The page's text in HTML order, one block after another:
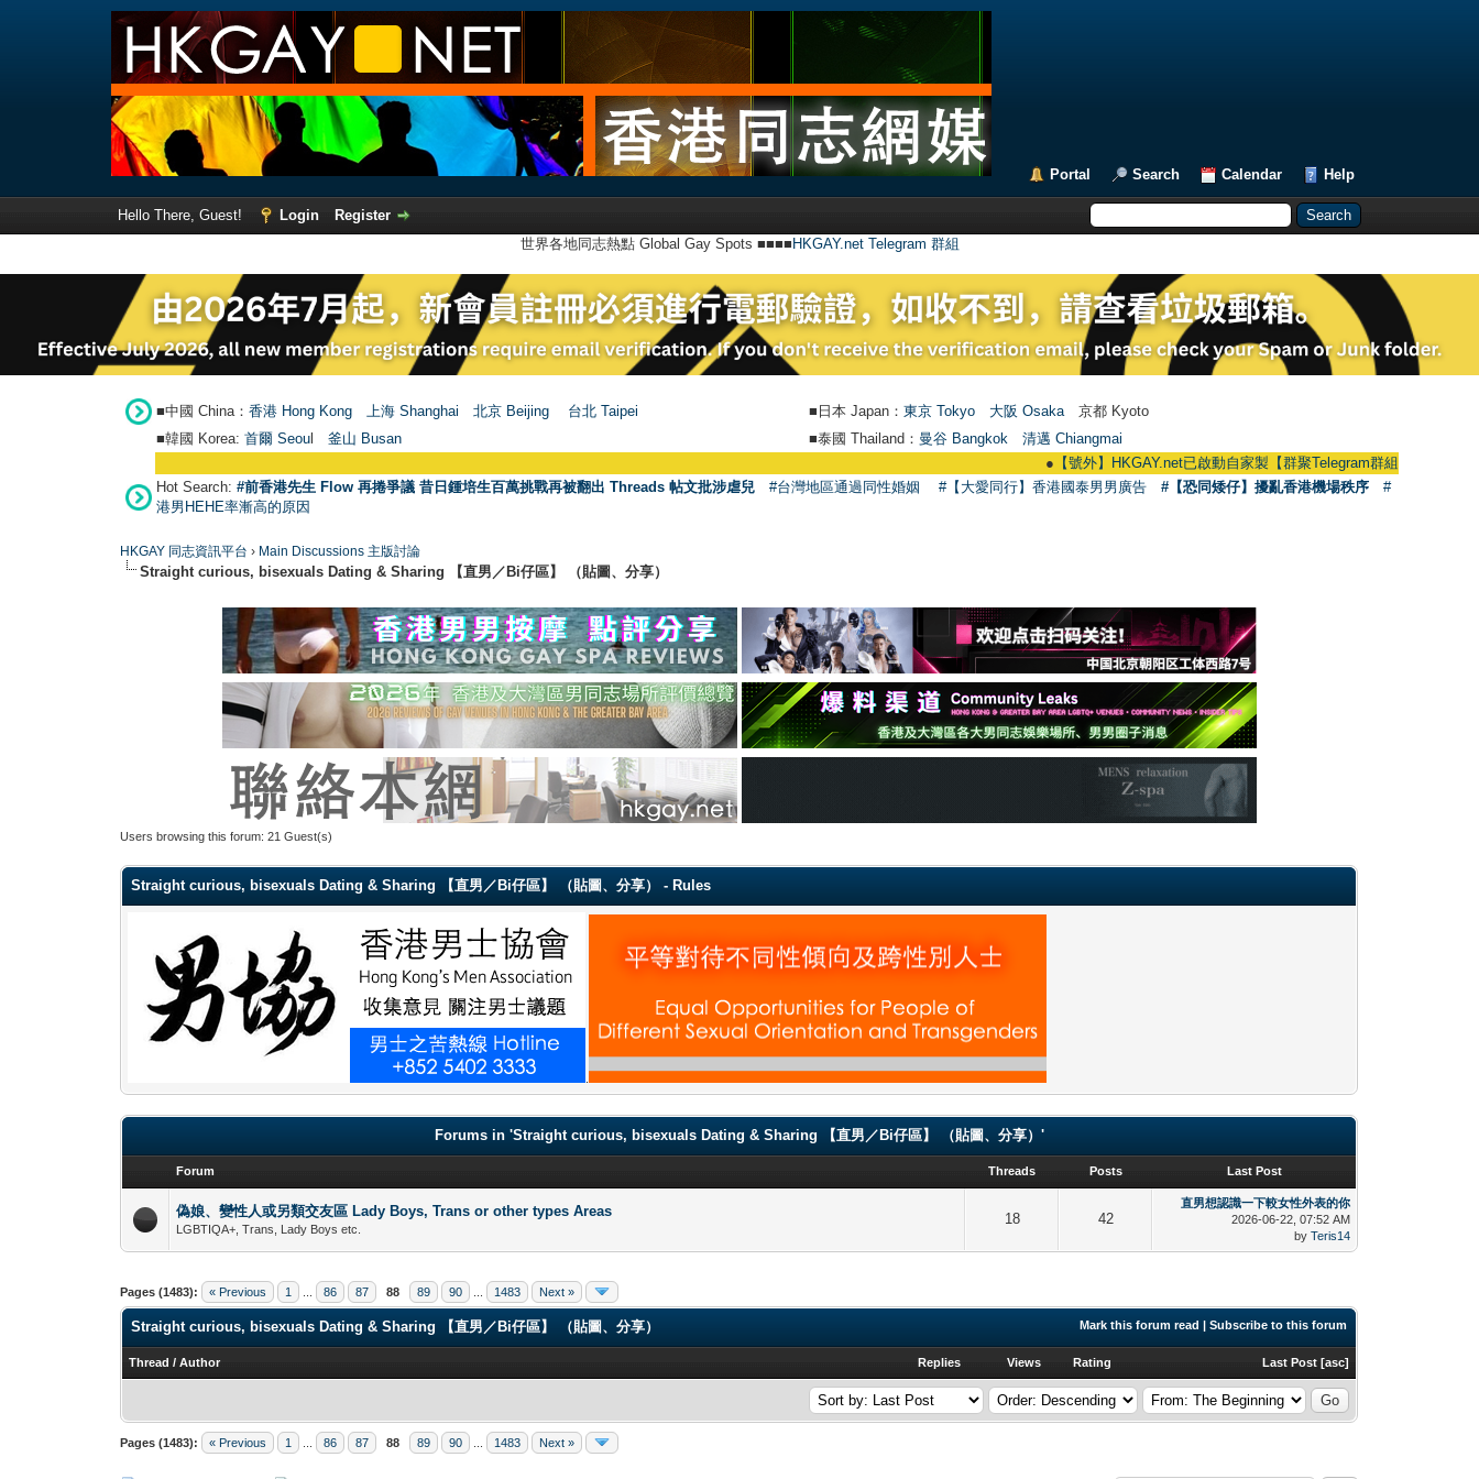
Portal Search Calendar Help
Hello There, Guest! Login
Register
世界各地同志熱點 Global Gay Spots ■■■■ HKGAY.net Telegram 群組
■中國 China： 香港 Hong Kong 上海 Shanghai 北京 Beijing 台北 Taipei ■日本 Japan： 東京 Tokyo 大阪 Osaka 京都 Kyoto
■韓國 Korea: 首爾 Seou 釜山 Busan ■泰國 Thailand： 曼谷 Bangkok
清邁 Chiangmai
【號外】HKGAY.net已啟動自家製【群聚Telegram群組】
Hot Search: #前香港先生 Flow 再捲爭議 昔日鍾培生百萬挑戰再被翻出 Threads 帖文批涉虐兒 #台灣地區通過同性婚姻 #【大愛同行】香港國泰男男廣告 #【恐同矮仔】擾亂香港機場秩序
#
港男HEHE率漸高的原因
HKGAY 同志資訊平台 › Main Discussions 主版討論
Straight curious, bisexuals Dating & Sharing 【直男／Bi仔區】 （貼圖、分享）
Users browsing this forum: 21 Guest(s)
Straight curious, bisexuals Dating & Sharing 【直男／Bi仔區】 （貼圖、分享） - Rules
Forums in 'Straight curious, bisexuals Dating & Sharing 【直男／Bi仔區】 （貼圖、分享）'
Forum Threads Posts Last Post
偽娘、變性人或另類交友區 Lady Boys, Trans or other types Areas
LGBTIQA+, Trans, Lady Boys etc.
18 42
直男想認識一下較女性外表的你
2026-06-22, 07:52 AM
byTeris14
Pages (1483): « Previous 1 86 87 88 89 90 1483 Next »
Mark this forum read |Subscribe to this forum
Straight curious, bisexuals Dating & Sharing 【直男／Bi仔區】 （貼圖、分享）
Thread /Author Replies Views Rating Last Post [asc]
Pages (1483): « Previous 1 86 87 88 89 90 1483 Next »